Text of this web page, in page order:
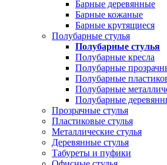
Барные деревянные
Барные кожаные
Барные крутящиеся
Полубарные стулья
Полубарные стулья
Полубарные кресла
Полубарные
Полубарные
Полубарные
Полубарные
Прозрачные стулья
Пластиковые стулья
Металлические стулья
Деревянные стулья
Табуреты и пуфики